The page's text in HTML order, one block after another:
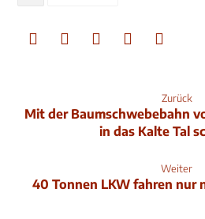
Zurück
Mit der Baumschwebebahn
in das Kalte Tal
Weiter
40 Tonnen LKW fahren nur